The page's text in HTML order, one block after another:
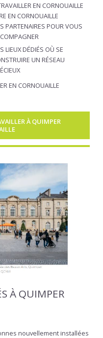
EN CORNOUAILLE
EN CORNOUAILLE
PARTENAIRES POUR VOUS
LIEUX DÉDIÉS OÙ SE
UN RÉSEAU
EN CORNOUAILLE
À QUIMPER
À QUIMPER
nouvellement installées